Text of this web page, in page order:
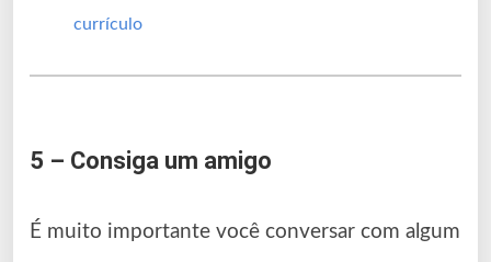
currículo
5 – Consiga um amigo
É muito importante você conversar com algum